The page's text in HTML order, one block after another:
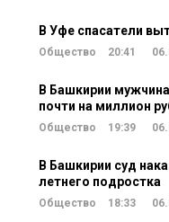
В Уфе спасатели
Общество 20:41
В Башкирии
почти на миллион
Общество 19:39
В Башкирии суд
летнего подростка
Общество 18:33